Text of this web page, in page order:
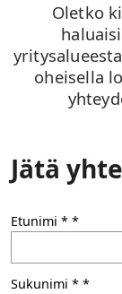
Oletko
oheisella
Jätä
Etunimi *
Sukunimi *